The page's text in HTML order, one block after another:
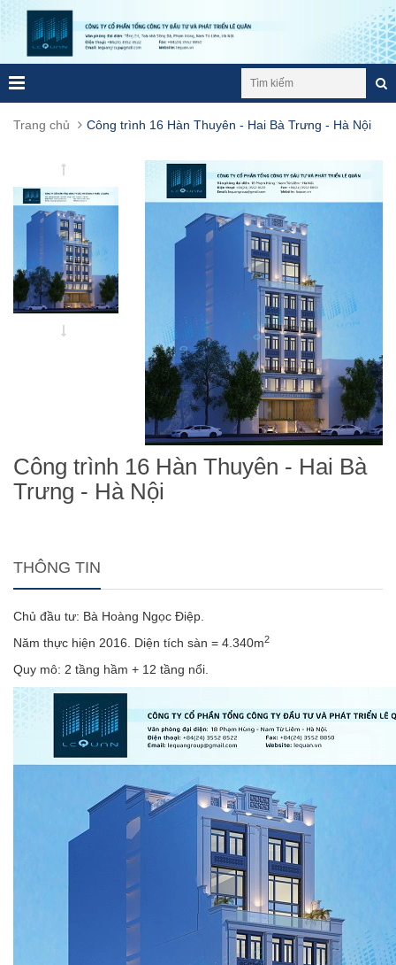
Trang chủ Công trình 16 Hàn Thuyên - Hai Bà Trưng - Hà Nội
Công trình 16 Hàn Thuyên - Hai Bà
Trưng - Hà Nội
THÔNG TIN
Chủ đầu tư: Bà Hoàng Ngọc Điệp.
Năm thực hiện 2016. Diện tích sàn = 4.340m2
Quy mô: 2 tầng hầm + 12 tầng nổi.